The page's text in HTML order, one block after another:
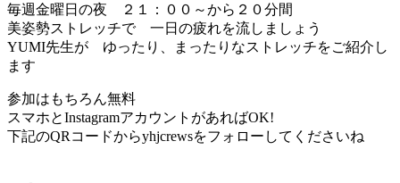
毎週金曜日の夜 ２１：００～から２０分間
美姿勢ストレッチで 一日の疲れを流しましょう
YUMI先生が ゆったり、まったりなストレッチをご紹介し
ます
参加はもちろん無料
スマホとInstagramアカウントがあればOK!
下記のQRコードからyhjcrewsをフォローしてくださいね